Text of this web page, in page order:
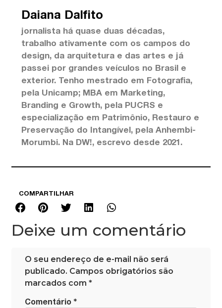
Daiana Dalfito
jornalista há quase duas décadas,
trabalho ativamente com os campos do
design, da arquitetura e das artes e já
passei por grandes veículos no Brasil e
exterior. Tenho mestrado em Fotografia,
pela Unicamp; MBA em Marketing,
Branding e Growth, pela PUCRS e
especialização em Patrimônio, Restauro e
Preservação do Intangível, pela Anhembi-
Morumbi. Na DW!, escrevo desde 2021.
COMPARTILHAR
Deixe um comentário
O seu endereço de e-mail não será
publicado. Campos obrigatórios são
marcados com*
Comentário*